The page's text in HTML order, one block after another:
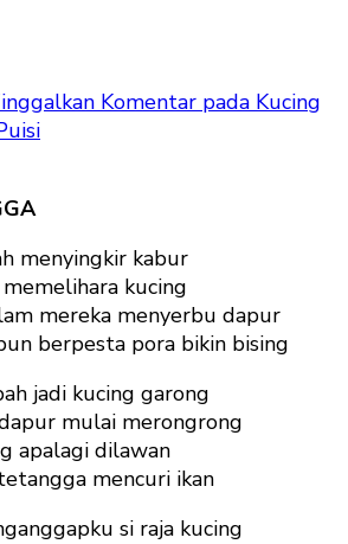
Komentar pada Kucing
menyingkir kabur
kucing
mereka menyerbu dapur
berpesta pora bikin bising
jadi kucing garong
mulai merongrong
apalagi dilawan
mencuri ikan
si raja kucing